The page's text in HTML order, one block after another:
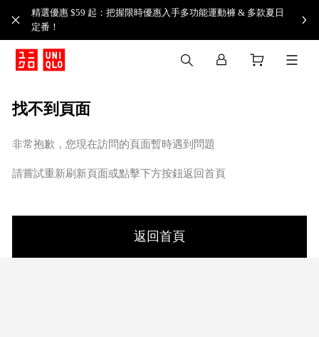
精選優惠 $59 起：把握限時優惠入手多功能運動褲 & 多款夏日
定番！​
找不到頁面
非常抱歉，您現在訪問的頁面暫時遇到問題
請嘗試重新刷新頁面或點擊下方按鈕返回首頁
返回首頁